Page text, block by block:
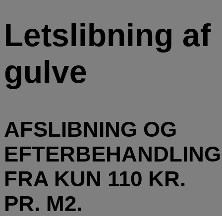
Letslibning af
gulve
AFSLIBNING OG
EFTERBEHANDLING
FRA KUN 110 KR.
PR. M2.